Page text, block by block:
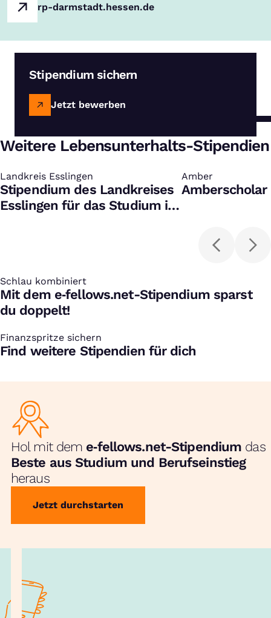
rp-darmstadt.hessen.de
Stipendium sichern
Jetzt bewerben
Weitere Lebensunterhalts-Stipendien
Landkreis Esslingen
:
Stipendium des Landkreises
Esslingen für das Studium in
Amber
:
Amberscholar
Schlau kombiniert
:
Mit dem e‑fellows.net-Stipendium sparst
du doppelt!
Finanzspritze sichern
:
Find weitere Stipendien für dich
Hol mit dem e‑fellows.net-Stipendium das
Beste aus Studium und Berufseinstieg
heraus
Jetzt durchstarten